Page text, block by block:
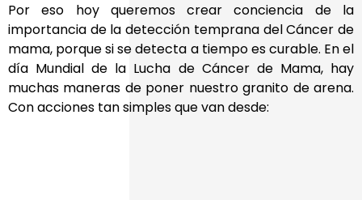
Por eso hoy queremos crear conciencia de la
importancia de la detección temprana del Cáncer de
mama, porque si se detecta a tiempo es curable. En el
día Mundial de la Lucha de Cáncer de Mama, hay
muchas maneras de poner nuestro granito de arena.
Con acciones tan simples que van desde: